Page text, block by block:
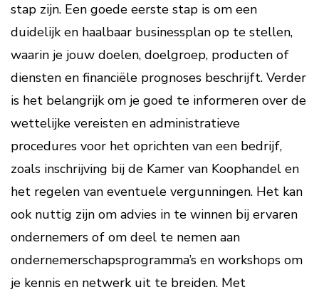
stap zijn. Een goede eerste stap is om een
duidelijk en haalbaar businessplan op te stellen,
waarin je jouw doelen, doelgroep, producten of
diensten en financiële prognoses beschrijft. Verder
is het belangrijk om je goed te informeren over de
wettelijke vereisten en administratieve
procedures voor het oprichten van een bedrijf,
zoals inschrijving bij de Kamer van Koophandel en
het regelen van eventuele vergunningen. Het kan
ook nuttig zijn om advies in te winnen bij ervaren
ondernemers of om deel te nemen aan
ondernemerschapsprogramma’s en workshops om
je kennis en netwerk uit te breiden. Met